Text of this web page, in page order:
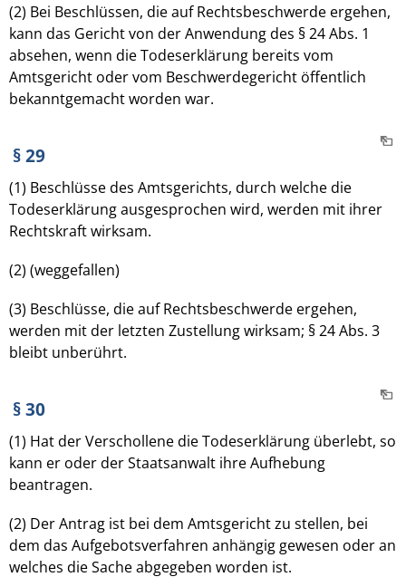
(2) Bei Beschlüssen, die auf Rechtsbeschwerde ergehen,
kann das Gericht von der Anwendung des § 24 Abs. 1
absehen, wenn die Todeserklärung bereits vom
Amtsgericht oder vom Beschwerdegericht öffentlich
bekanntgemacht worden war.
§ 29
(1) Beschlüsse des Amtsgerichts, durch welche die
Todeserklärung ausgesprochen wird, werden mit ihrer
Rechtskraft wirksam.
(2) (weggefallen)
(3) Beschlüsse, die auf Rechtsbeschwerde ergehen,
werden mit der letzten Zustellung wirksam; § 24 Abs. 3
bleibt unberührt.
§ 30
(1) Hat der Verschollene die Todeserklärung überlebt, so
kann er oder der Staatsanwalt ihre Aufhebung
beantragen.
(2) Der Antrag ist bei dem Amtsgericht zu stellen, bei
dem das Aufgebotsverfahren anhängig gewesen oder an
welches die Sache abgegeben worden ist.